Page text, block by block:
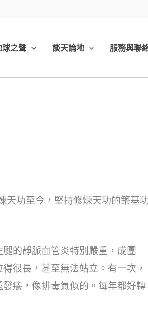
球之聲 談天論地 服務與聯
天功至今，堅持修煉天功的築基
的靜脈血管炎特別嚴重，成團
很長，甚至無法站立。有一次，
癢，像排毒氣似的。每年都好轉